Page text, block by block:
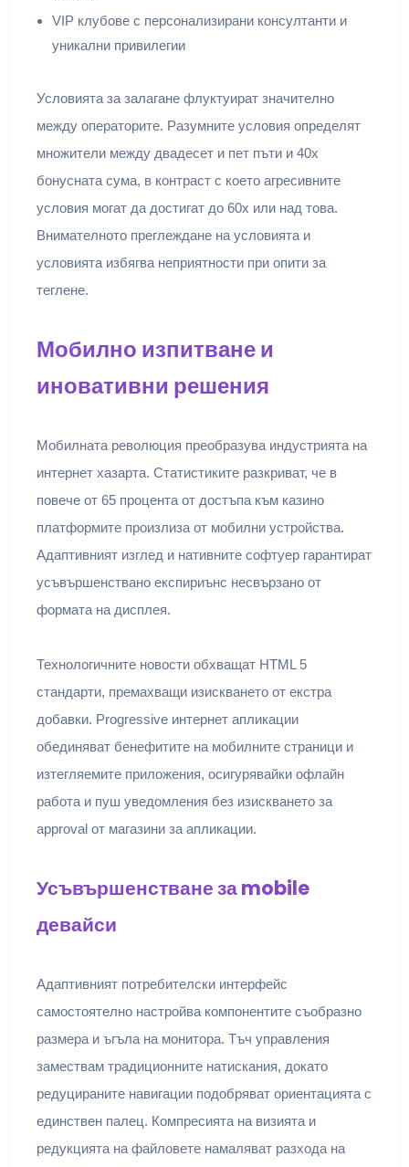
VIP клубове с персонализирани консултанти и
уникални привилегии
Условията за залагане флуктуират значително
между операторите. Разумните условия определят
множители между двадесет и пет пъти и 40x
бонусната сума, в контраст с което агресивните
условия могат да достигат до 60x или над това.
Внимателното преглеждане на условията и
условията избягва неприятности при опити за
теглене.
Мобилно изпитване и
иновативни решения
Мобилната революция преобразува индустрията на
интернет хазарта. Статистиките разкриват, че в
повече от 65 процента от достъпа към казино
платформите произлиза от мобилни устройства.
Адаптивният изглед и нативните софтуер гарантират
усъвършенствано експириънс несвързано от
формата на дисплея.
Технологичните новости обхващат HTML 5
стандарти, премахващи изискването от екстра
добавки. Progressive интернет апликации
обединяват бенефитите на мобилните страници и
изтегляемите приложения, осигурявайки офлайн
работа и пуш уведомления без изискването за
approval от магазини за апликации.
Усъвършенстване за mobile
девайси
Адаптивният потребителски интерфейс
самостоятелно настройва компонентите съобразно
размера и ъгъла на монитора. Тъч управления
замествам традиционните натискания, докато
редуцираните навигации подобряват ориентацията с
единствен палец. Компресията на визията и
редукцията на файловете намаляват разхода на